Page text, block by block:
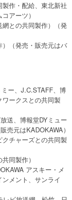
製作・配給、東北新社
アーツ）
網との共同製作）（発
）（発売・販売元はバ
ミー、J.C.STAFF、博
ークスとの共同製
送、博報堂DYミュー
売元はKADOKAWA）
クチャーズとの共同製
同製作）
アスキー・メ
メント、サンライ